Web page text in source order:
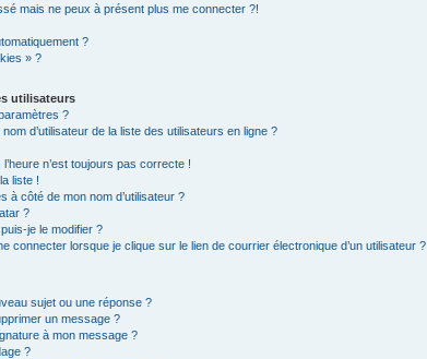
mais ne peux à présent plus me connecter ?!
?
» ?
utilisateurs
?
d’utilisateur de la liste des utilisateurs en ligne ?
n’est toujours pas correcte !
liste !
à côté de mon nom d’utilisateur ?
?
je le modifier ?
connecter lorsque je clique sur le lien de courrier électronique d’un utilisateur ?
sujet ou une réponse ?
un message ?
à mon message ?
?